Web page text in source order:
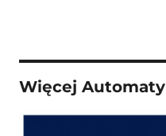
Więcej Automaty